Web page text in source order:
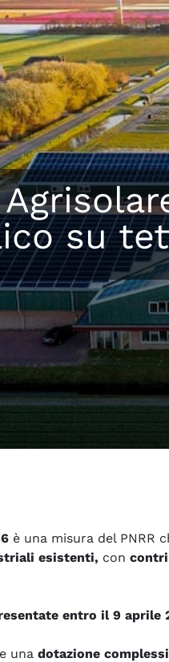
su
è una misura del PNRR
esistenti, con
entro il 9 aprile
una dotazione